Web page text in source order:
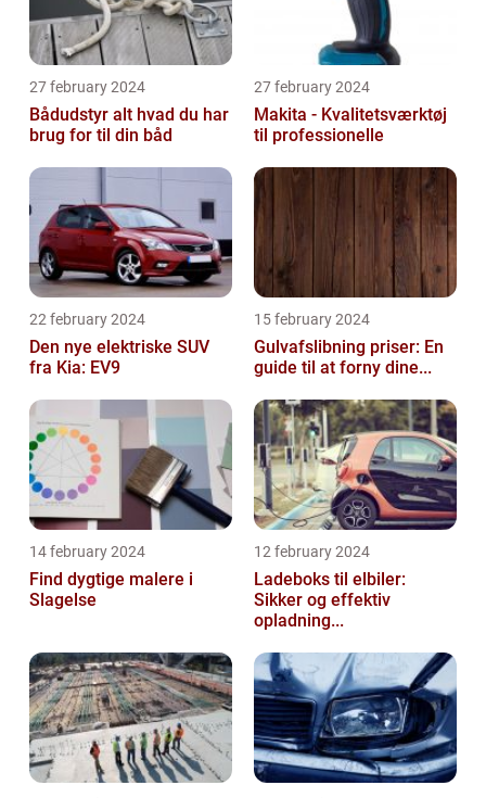
27 february 2024
Bådudstyr alt hvad du har
brug for til din båd
27 february 2024
Makita - Kvalitetsværktøj
til professionelle
22 february 2024
Den nye elektriske SUV
fra Kia: EV9
15 february 2024
Gulvafslibning priser: En
guide til at forny dine...
14 february 2024
Find dygtige malere i
Slagelse
12 february 2024
Ladeboks til elbiler:
Sikker og effektiv
opladning...